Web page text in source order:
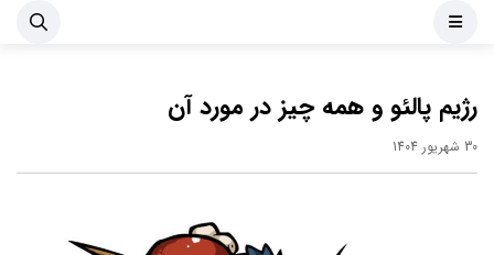
رژیم پالئو و همه چیز در مورد آن
30 شهریور 1404